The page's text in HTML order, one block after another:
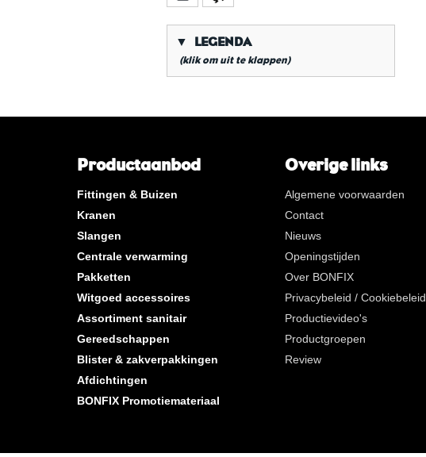
▼ LEGENDA
(klik om uit te klappen)
**
Lange interne gasdraad
Belgische Gasvaklieden
onder de G bevatten een conische
gasdraad (buitendraad) of een lange
interne gasdraad (binnendraad))
Gepolijst verchroomd
Nieuwe producten
Productaanbod
Fittingen & Buizen
Kranen
Slangen
Centrale verwarming
Pakketten
Witgoed accessoires
Assortiment sanitair
Gereedschappen
Blister & zakverpakkingen
Afdichtingen
BONFIX Promotiemateriaal
Overige links
Algemene voorwaarden
Contact
Nieuws
Openingstijden
Over BONFIX
Privacybeleid / Cookiebeleid
Productievideo's
Productgroepen
Review